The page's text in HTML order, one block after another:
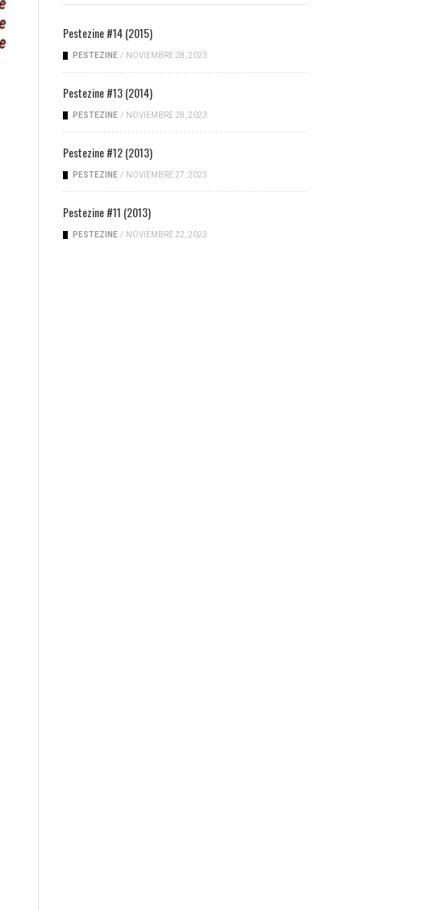
Pestezine #14 (2015)
PESTEZINE / NOVIEMBRE 28, 2023
Pestezine #13 (2014)
PESTEZINE / NOVIEMBRE 28, 2023
Pestezine #12 (2013)
PESTEZINE / NOVIEMBRE 27, 2023
Pestezine #11 (2013)
PESTEZINE / NOVIEMBRE 22, 2023